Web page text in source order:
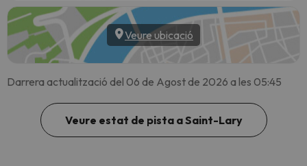
Veure ubicació
Darrera actualització del 06 de Agost de 2026 a les 05:45
Veure estat de pista a Saint-Lary